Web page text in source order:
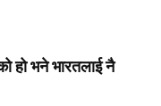
हो भने भारतलाई नै